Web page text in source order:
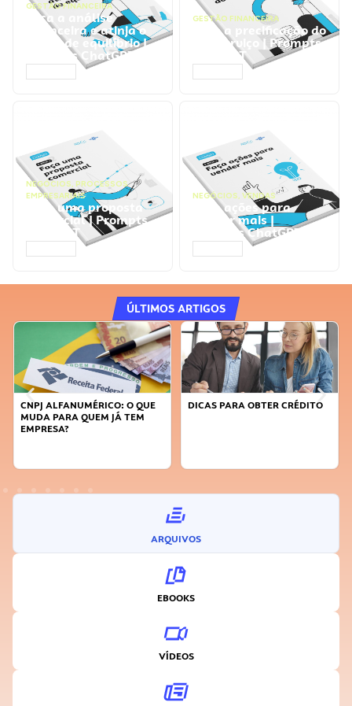
GESTÃO FINANCEIRA
Faça a análise
financeira e atinja o
ponto de equilíbrio |
Prompts ChatGPT
GESTÃO FINANCEIRA
Faça a precificação do
seu serviço | Prompts
ChatGPT
NEGÓCIOS, PROCESSOS
EMPRESARIAIS
Faça uma proposta
comercial | Prompts
ChatGPT
NEGÓCIOS, VENDAS
Faça ações para
vender mais |
Prompts ChatGPT
ÚLTIMOS ARTIGOS
CNPJ ALFANUMÉRICO: O QUE
MUDA PARA QUEM JÁ TEM
EMPRESA?
DICAS PARA OBTER CRÉDITO
ARQUIVOS
EBOOKS
VÍDEOS